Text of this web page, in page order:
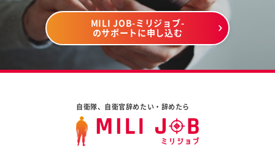
MILI JOB-ミリジョブ-
のサポートに申し込む
自衛隊、自衛官辞めたい・辞めたら